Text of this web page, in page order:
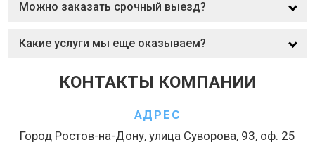
Можно заказать срочный выезд?
Какие услуги мы еще оказываем?
КОНТАКТЫ КОМПАНИИ
АДРЕС
Город Ростов-на-Дону, улица Суворова, 93, оф. 25